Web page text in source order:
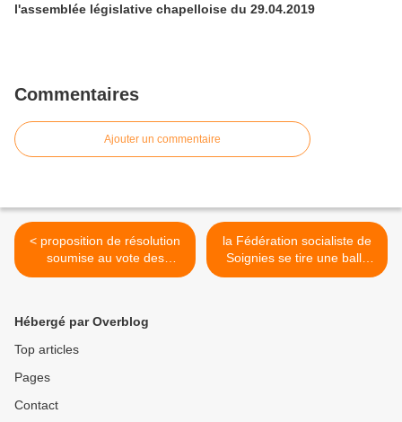
l'assemblée législative chapelloise du 29.04.2019
Commentaires
Ajouter un commentaire
< proposition de résolution
soumise au vote des
conseillers communaux
l'assemblée législative
locale fixée au 27.04.2015
la Fédération socialiste de
Soignies se tire une balle
dans le pied en tentant de
Hébergé par Overblog
Top articles
Pages
Contact